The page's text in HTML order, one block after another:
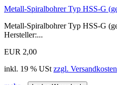
Metall-Spiralbohrer Typ HSS-G
Metall-Spiralbohrer Typ HSS-G
Hersteller:...
EUR 2,00
inkl. 19 % USt zzgl. Versandkosten